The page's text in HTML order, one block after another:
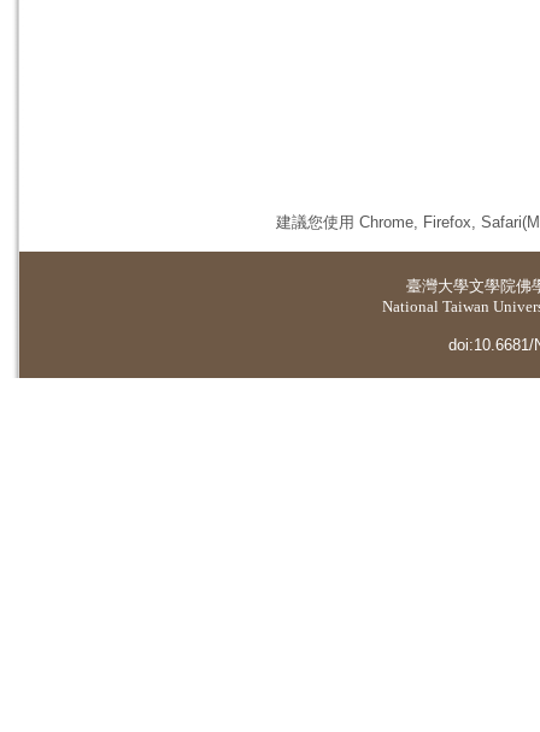
建議您使用 Chrome, Firefox,
臺灣大學文學院佛
National Taiwan
doi:10.6681/